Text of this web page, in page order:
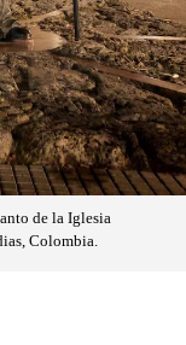
de la Iglesia
Colombia.